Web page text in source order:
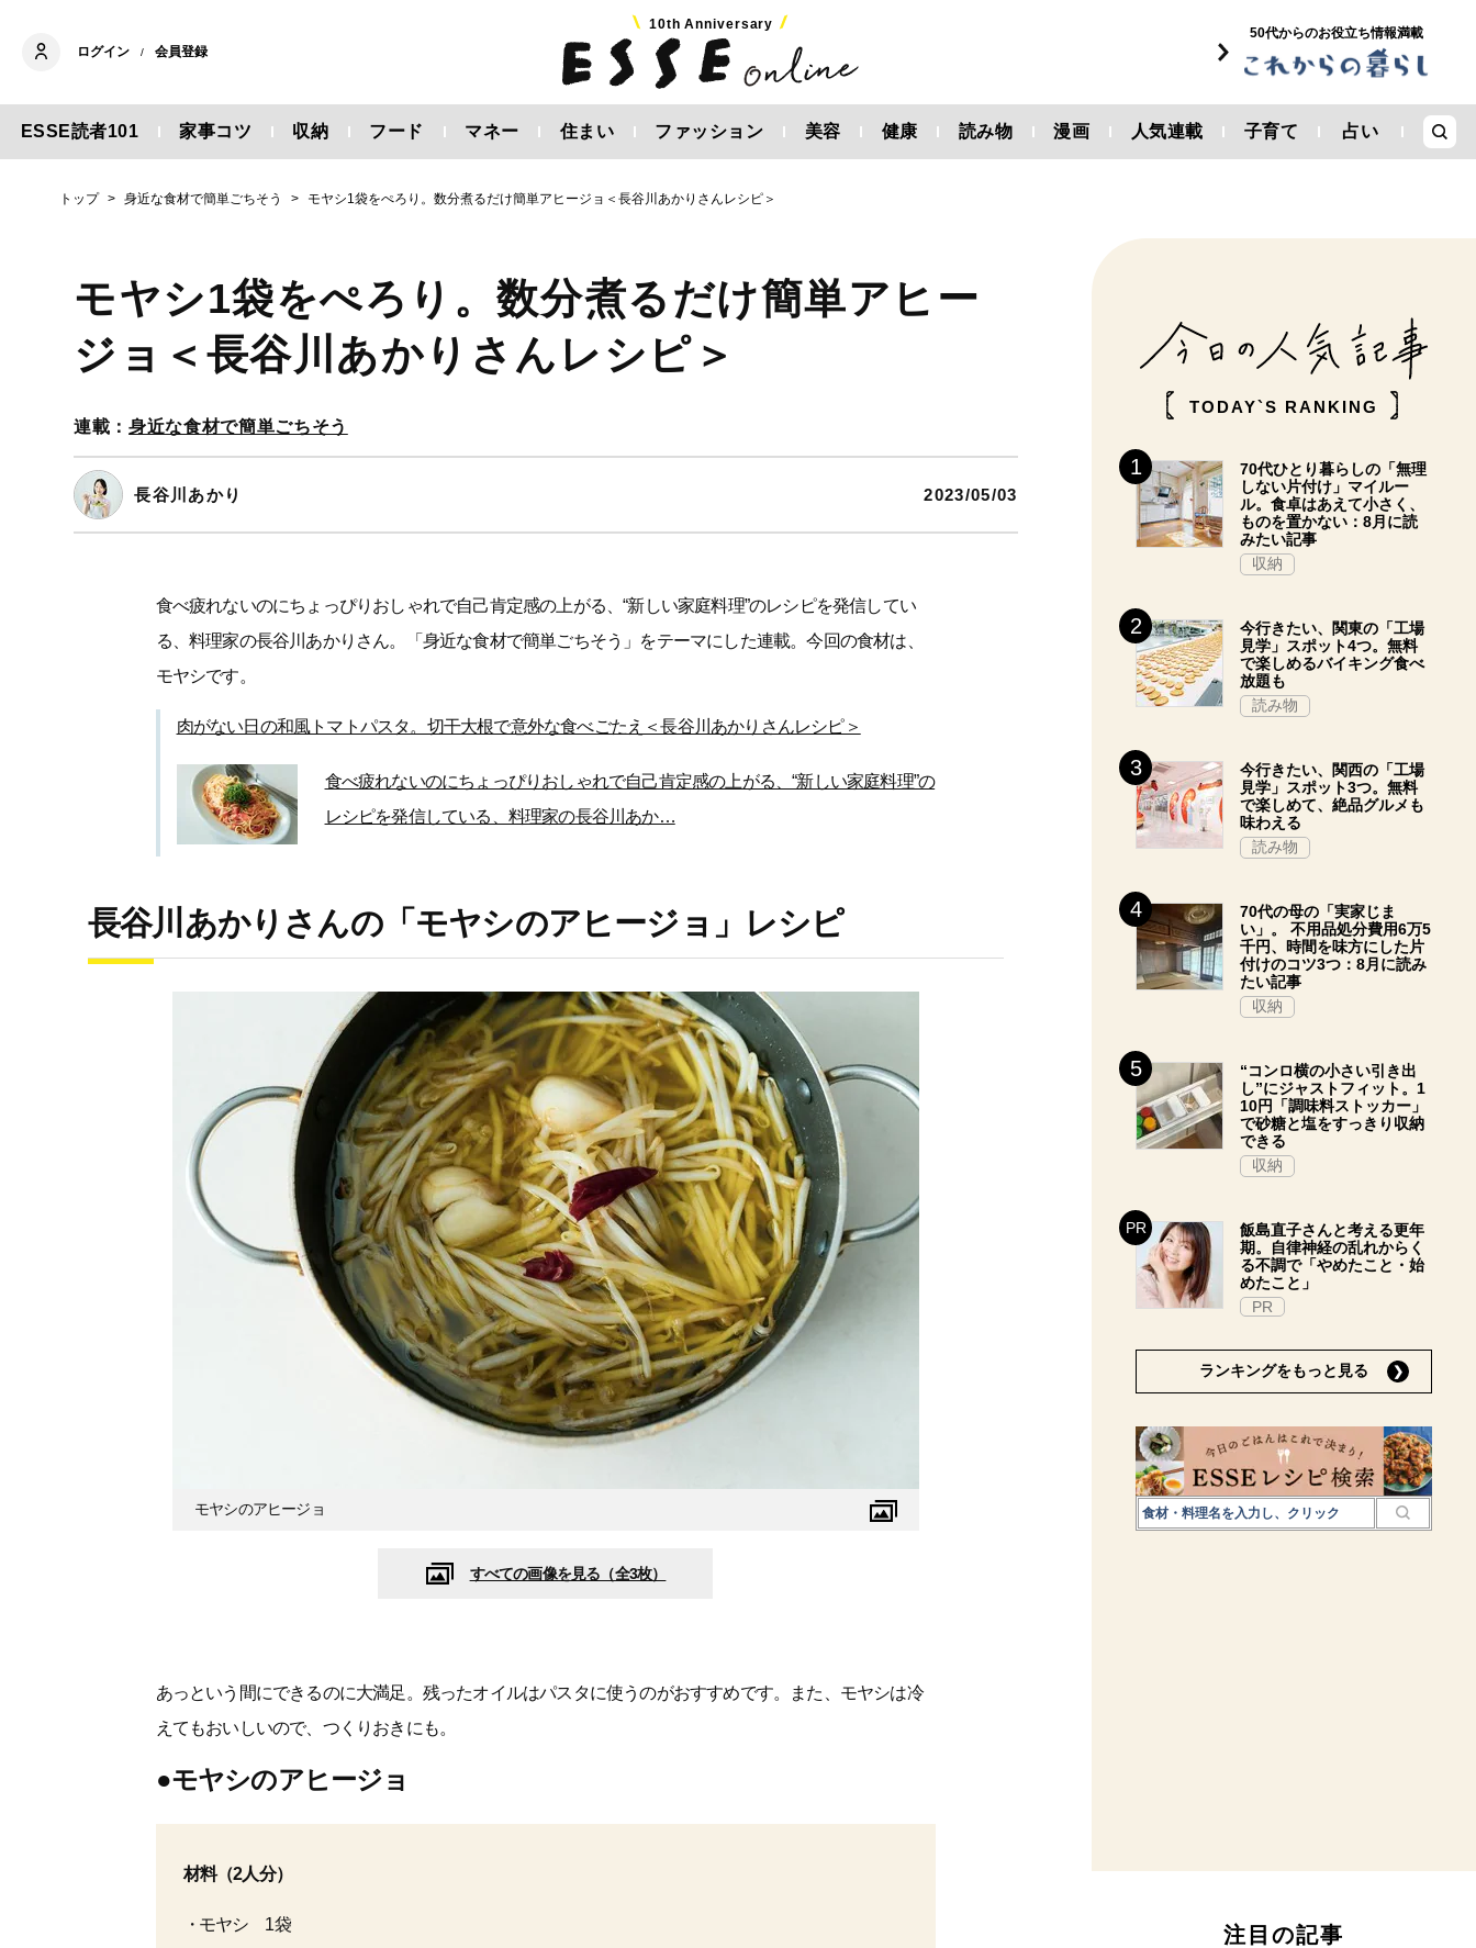
ログイン / 会員登録
10th Anniversary
50代からのお役立ち情報満載
ESSE読者101 家事コツ 収納 フード マネー 住まい ファッション 美容 健康 読み物 漫画 人気連載 子育て 占い
トップ 身近な食材で簡単ごちそう モヤシ1袋をぺろり。数分煮るだけ簡単アヒージョ＜長谷川あかりさんレシピ＞
モヤシ1袋をぺろり。数分煮るだけ簡単アヒー
ジョ＜長谷川あかりさんレシピ＞
連載：身近な食材で簡単ごちそう
長谷川あかり 2023/05/03
食べ疲れないのにちょっぴりおしゃれで自己肯定感の上がる、“新しい家庭料理”のレシピを発信してい
る、料理家の長谷川あかりさん。「身近な食材で簡単ごちそう」をテーマにした連載。今回の食材は、
モヤシです。
肉がない日の和風トマトパスタ。切干大根で意外な食べごたえ＜長谷川あかりさんレシピ＞
食べ疲れないのにちょっぴりおしゃれで自己肯定感の上がる、“新しい家庭料理”の
レシピを発信している、料理家の長谷川あか…
長谷川あかりさんの「モヤシのアヒージョ」レシピ
モヤシのアヒージョ
すべての画像を見る（全3枚）
あっという間にできるのに大満足。残ったオイルはパスタに使うのがおすすめです。また、モヤシは冷
えてもおいしいので、つくりおきにも。
●モヤシのアヒージョ
材料（2人分）
モヤシ 1袋
TODAY`S RANKING
70代ひとり暮らしの「無理
しない片付け」マイルー
ル。食卓はあえて小さく、
ものを置かない：8月に読
みたい記事
収納
今行きたい、関東の「工場
見学」スポット4つ。無料
で楽しめるバイキング食べ
放題も
読み物
今行きたい、関西の「工場
見学」スポット3つ。無料
で楽しめて、絶品グルメも
味わえる
読み物
70代の母の「実家じま
い」。 不用品処分費用6万5
千円、時間を味方にした片
付けのコツ3つ：8月に読み
たい記事
収納
“コンロ横の小さい引き出
し”にジャストフィット。1
10円「調味料ストッカー」
で砂糖と塩をすっきり収納
できる
収納
飯島直子さんと考える更年
期。自律神経の乱れからく
る不調で「やめたこと・始
めたこと」
PR
ランキングをもっと見る
注目の記事